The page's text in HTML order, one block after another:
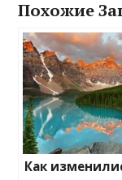
Похожие
Как